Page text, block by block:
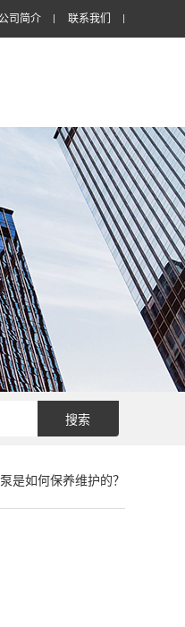
司简介 联系我们
是如何保养维护的？